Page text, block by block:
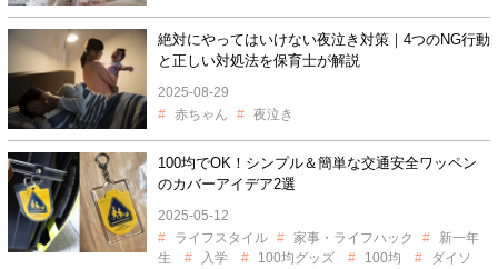
絶対にやってはいけない夜泣き対策｜4つのNG行動
と正しい対処法を保育士が解説
2025-08-29
赤ちゃん
夜泣き
100均でOK！シンプル＆簡単な交通安全ワッペン
のカバーアイデア2選
2025-05-12
ライフスタイル
家事・ライフハック
新一年
生
入学 100均グッズ 100均
ダイソ